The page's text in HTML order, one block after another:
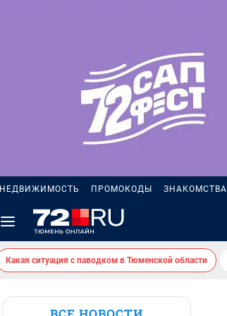
НЕДВИЖИМОСТЬ ПРОМОКОДЫ ЗНАКОМСТВА
Какая ситуация с паводком в Тюменской области